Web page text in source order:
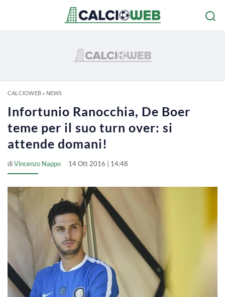
CALCIOWEB» NEWS
Infortunio Ranocchia, De Boer
teme per il suo turn over: si
attende domani!
diVincenzo Nappo 14 Ott 2016 | 14:48